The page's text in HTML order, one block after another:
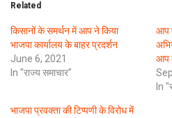
Related
किसानों के समर्थन में आप ने किया
भाजपा कार्यालय के बाहर प्रदर्शन
June 6, 2021
In "राज्य समाचार"
आप
आप
In
भाजपा प्रवक्ता की टिप्पणी के विरोध में